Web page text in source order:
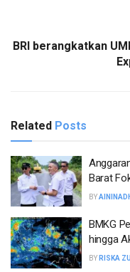
BRI berangkatkan
Related Posts
Barat
BY
BMKG
hingga
BY RISKA